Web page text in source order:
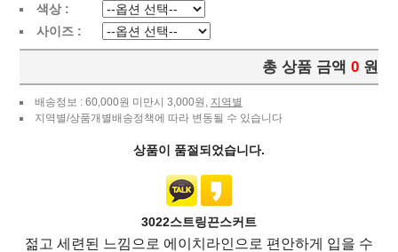
색상 :
사이즈 :
총 상품 금액 0 원
배송정보 : 60,000원 미만시 3,000원, 지역별
지역별/상품개별배송정책에 따라 변동될 수 있습니다
상품이 품절되었습니다.
3022스트링끈스커트
젊고 세련된 느낌으로 에이치라인으로 편안하게 입을 수